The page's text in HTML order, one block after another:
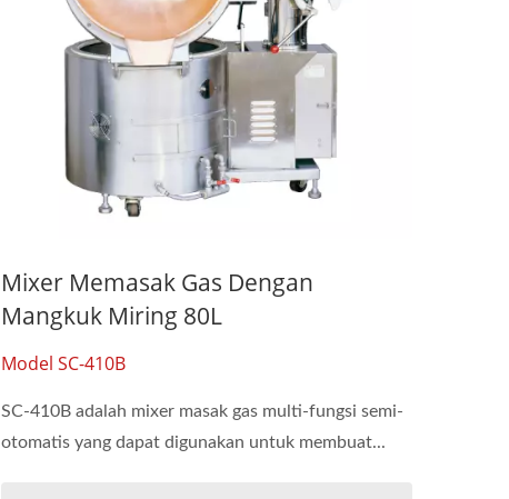
Mixer Memasak Gas Dengan
Mangkuk Miring 80L
Model SC-410B
SC-410B adalah mixer masak gas multi-fungsi semi-
otomatis yang dapat digunakan untuk membuat...